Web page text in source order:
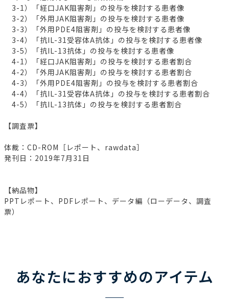
3-1）「経口JAK阻害剤」の投与を検討する患者像
3-2）「外用JAK阻害剤」の投与を検討する患者像
3-3）「外用PDE4阻害剤」の投与を検討する患者像
3-4）「抗IL-31受容体A抗体」の投与を検討する患者像
3-5）「抗IL-13抗体」の投与を検討する患者像
4-1）「経口JAK阻害剤」の投与を検討する患者割合
4-2）「外用JAK阻害剤」の投与を検討する患者割合
4-3）「外用PDE4阻害剤」の投与を検討する患者割合
4-4）「抗IL-31受容体A抗体」の投与を検討する患者割合
4-5）「抗IL-13抗体」の投与を検討する患者割合
【調査票】
体裁：CD-ROM［レポート、rawdata］
発刊日：2019年7月31日
【納品物】
PPTレポート、PDFレポート、データ編（ローデータ、調査
票）
あなたにおすすめのアイテム